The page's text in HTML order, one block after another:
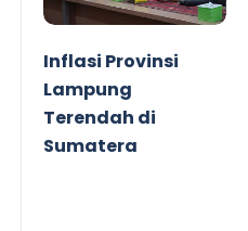
Inflasi Provinsi
Lampung
Terendah di
Sumatera